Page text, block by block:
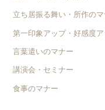
立ち居振る舞い・所作のマ
第一印象アップ・好感度
言葉遣いのマナー
講演会・セミナー
食事のマナー